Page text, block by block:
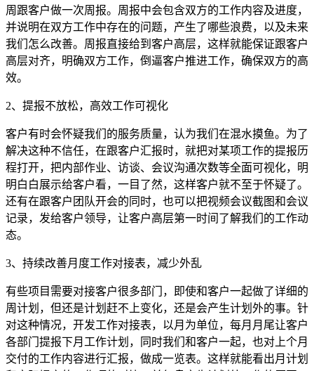
周跟客户做一次周报。周报中会包含双方的工作内容及进度，
并说明在双方工作中存在的问题，产生了哪些浪费，以及未来
我们怎么改善。周报直接给到客户高层，这样就能保证跟客户
高层对齐，明确双方工作，倒逼客户推进工作，确保双方的高
效。
2、提报不放松，高效工作可视化
客户有时会怀疑我们的服务质量，认为我们在混水摸鱼。为了
解决这种不信任，在跟客户汇报时，就把对某项工作的提报历
程打开，把内部作业、访谈、会议沟通次数等全面可视化，明
明白白展示给客户看，一目了然，这样客户就不至于怀疑了。
还有在跟客户团队开会的同时，也可以把视频会议截图和会议
记录，发给客户领导，让客户高层第一时间了解我们的工作动
态。
3、持续改善月度工作对接表，减少外乱
有些项目需要对接客户很多部门，即使和客户一起做了详细的
周计划，但还是计划赶不上变化，还是会产生计划外的事。针
对这种情况，开发工作对接表，以月为单位，每月月尾让客户
各部门提报下月工作计划，同时我们和客户一起，也对上个月
交付的工作内容进行汇报，做成一览表。这样就能看出月计划